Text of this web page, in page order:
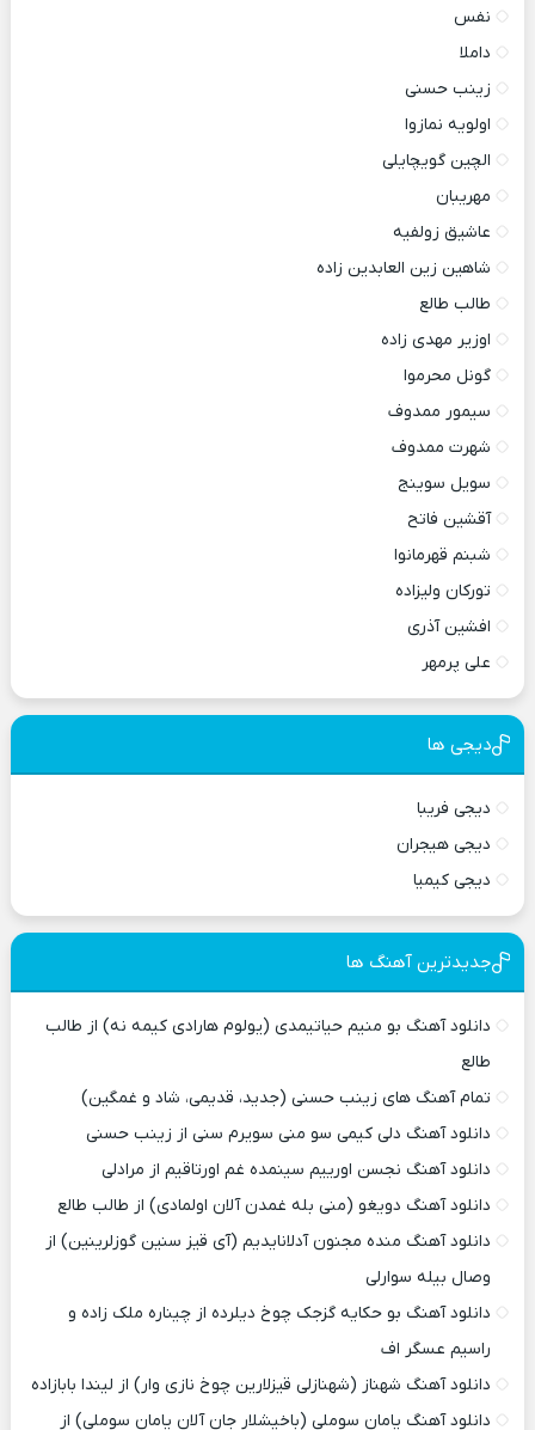
نفس
داملا
زینب حسنی
اولویه نمازوا
الچین گویچایلی
مهریبان
عاشیق زولفیه
شاهین زین العابدین زاده
طالب طالع
اوزیر مهدی زاده
گونل محرموا
سیمور ممدوف
شهرت ممدوف
سویل سوینج
آقشین فاتح
شبنم قهرمانوا
تورکان ولیزاده
افشین آذری
علی پرمهر
دیجی ها
دیجی فریبا
دیجی هیجران
دیجی کیمیا
جدیدترین آهنگ ها
دانلود آهنگ بو منیم حیاتیمدی (یولوم هارادی کیمه نه) از طالب
طالع
تمام آهنگ های زینب حسنی (جدید، قدیمی، شاد و غمگین)
دانلود آهنگ دلی کیمی سو منی سویرم سنی از زینب حسنی
دانلود آهنگ نجسن اورییم سینمده غم اورتاقیم از مرادلی
دانلود آهنگ دویغو (منی بله غمدن آلان اولمادی) از طالب طالع
دانلود آهنگ منده مجنون آدلانایدیم (آی قیز سنین گوزلرینین) از
وصال بیله سوارلی
دانلود آهنگ بو حکایه گزجک چوخ دیلرده از چیناره ملک زاده و
راسیم عسگر اف
دانلود آهنگ شهناز (شهنازلی قیزلارین چوخ نازی وار) از لیندا بابازاده
دانلود آهنگ یامان سوملی (باخیشلار جان آلان یامان سوملی) از